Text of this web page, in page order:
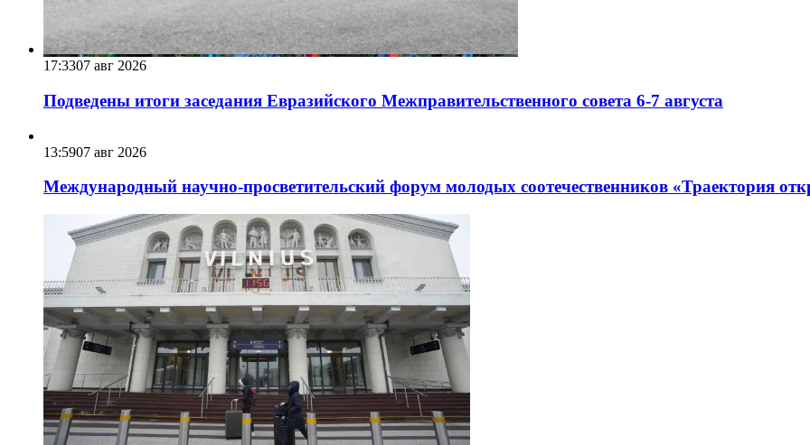
17:3307 авг 2026
Подведены итоги заседания Евразийского Межправительственного совета 6-7 августа
13:5907 авг 2026
Международный научно-просветительский форум молодых соотечественников «Траектория